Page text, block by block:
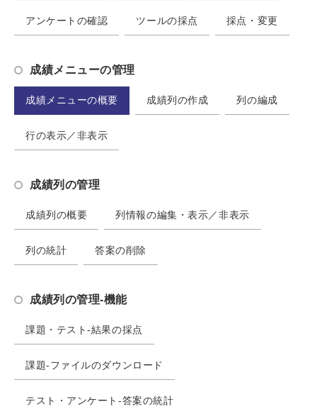
アンケートの確認 ツールの採点 採点・変更
成績メニューの管理
成績メニューの概要 成績列の作成 列の編成
行の表示／非表示
成績列の管理
成績列の概要 列情報の編集・表示／非表示
列の統計 答案の削除
成績列の管理-機能
課題・テスト-結果の採点
課題-ファイルのダウンロード
テスト・アンケート-答案の統計